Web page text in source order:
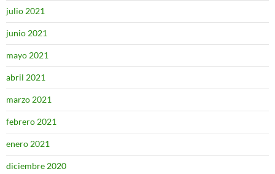
julio 2021
junio 2021
mayo 2021
abril 2021
marzo 2021
febrero 2021
enero 2021
diciembre 2020